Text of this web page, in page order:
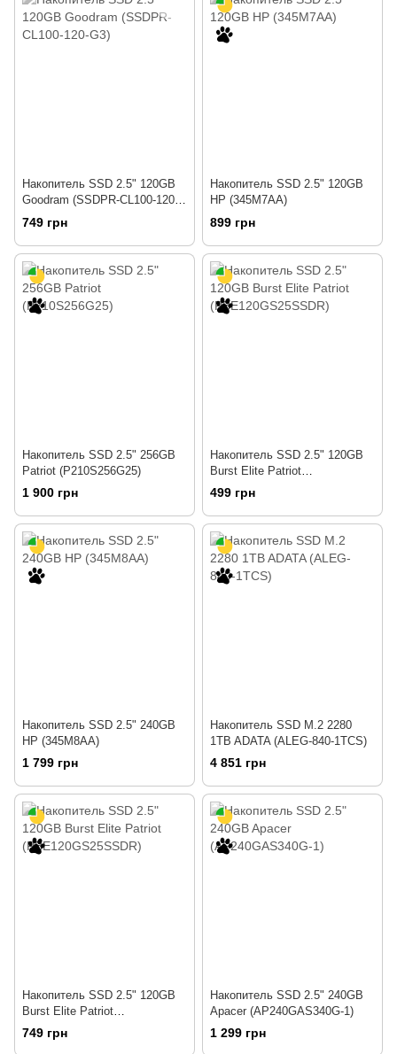
Накопитель SSD 2.5" 120GB
Goodram (SSDPR-CL100-120-
G3)
749 грн
Накопитель SSD 2.5" 120GB
HP (345M7AA)
899 грн
Накопитель SSD 2.5" 256GB
Patriot (P210S256G25)
1 900 грн
Накопитель SSD 2.5" 120GB
Burst Elite Patriot
(PBE120GS25SSDR)
499 грн
Накопитель SSD 2.5" 240GB
HP (345M8AA)
1 799 грн
Накопитель SSD M.2 2280
1TB ADATA (ALEG-840-1TCS)
4 851 грн
Накопитель SSD 2.5" 120GB
Burst Elite Patriot
(PBE120GS25SSDR)
749 грн
Накопитель SSD 2.5" 240GB
Apacer (AP240GAS340G-1)
1 299 грн